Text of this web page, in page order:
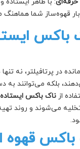
بار قهوه‌ساز شما
باکس
در پرتافیلتر، نه
بلکه می‌توانند به
از ناک باکس ایستاده
می‌شوند و روند
قهوه